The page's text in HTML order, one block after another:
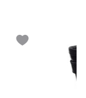
Add to wishlist